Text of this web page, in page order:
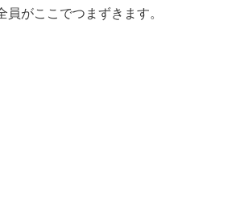
員がここでつまずきます。